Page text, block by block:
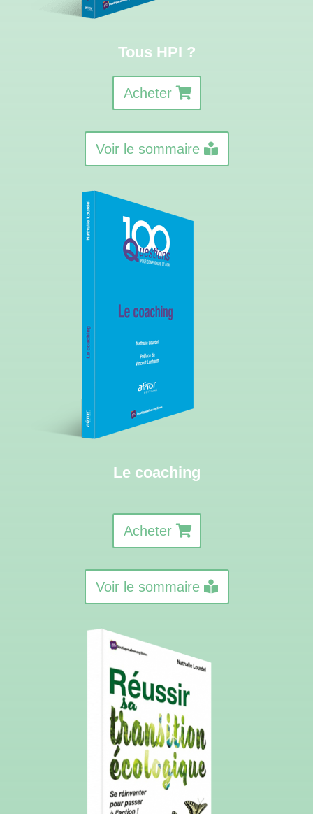
Tous HPI ?
Acheter
Voir le sommaire
Le coaching
Acheter
Voir le sommaire